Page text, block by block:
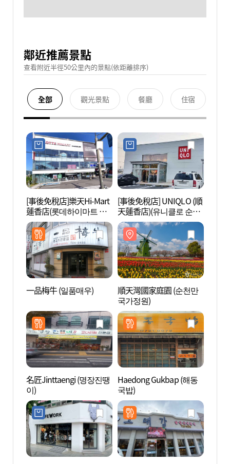
鄰近推薦景點
查看附近半徑50公里內的景點(依距離排序)
全部 觀光景點 餐廳 住宿
[事後免稅店]樂天Hi-Mart
蓮香店(롯데하이마트 연
향점)
[事後免稅店] UNIQLO (順
天蓮香店)(유니클로 순천
연향점)
一品梅牛 (일품매우)
順天灣國家庭園 (순천만
국가정원)
名匠Jinttaengi (명장진땡
이)
Haedong Gukbap (해동
국밥)